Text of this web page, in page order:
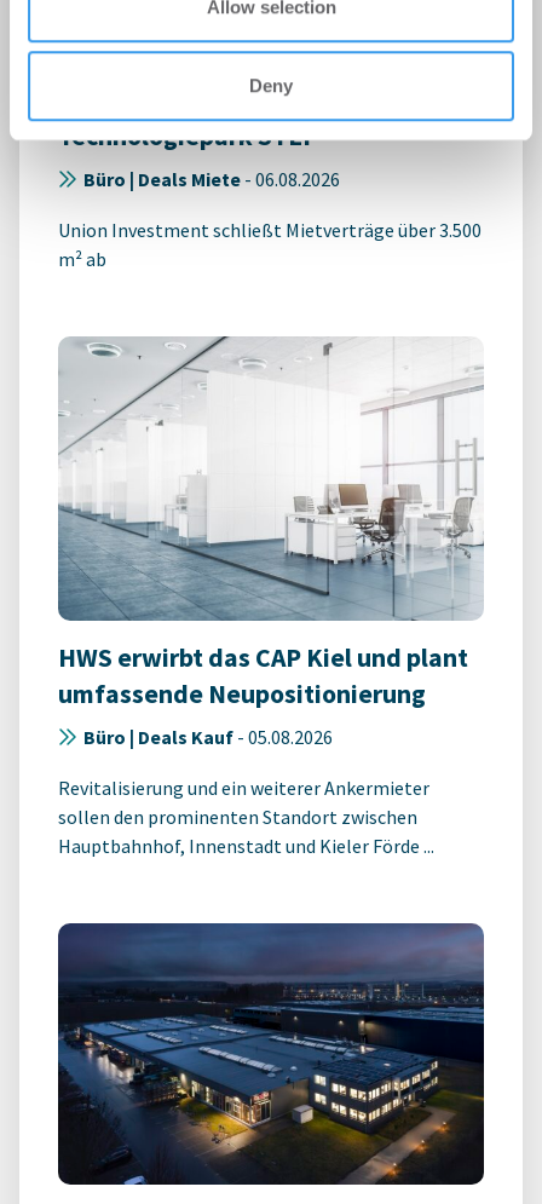
Allow selection
Deny
Büromieter verlängern und
expandieren im Stuttgarter
Technologiepark STEP
Büro | Deals Miete - 06.08.2026
Union Investment schließt Mietverträge über 3.500
m² ab
HWS erwirbt das CAP Kiel und plant
umfassende Neupositionierung
Büro | Deals Kauf - 05.08.2026
Revitalisierung und ein weiterer Ankermieter
sollen den prominenten Standort zwischen
Hauptbahnhof, Innenstadt und Kieler Förde ...